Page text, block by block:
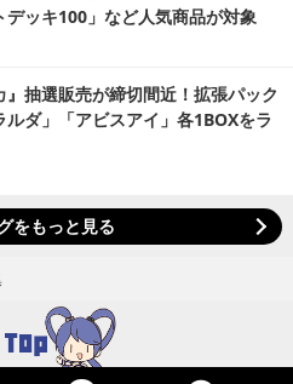
デッキ100」など人気商品が対象
』抽選販売が締切間近！拡張パック
ルダ」「アビスアイ」各1BOXをラ
をもっと見る